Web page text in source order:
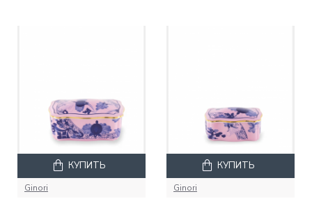
Ginori
КУПИТЬ
Ginori
КУПИТЬ